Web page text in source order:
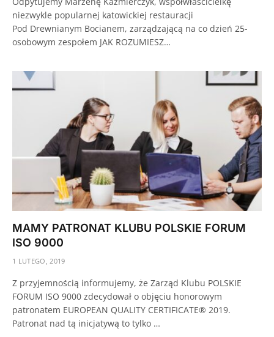
niezwykle popularnej katowickiej restauracji
Pod Drewnianym Bocianem, zarządzającą na co dzień 25-
osobowym zespołem JAK ROZUMIESZ…
MAMY PATRONAT KLUBU POLSKIE FORUM
ISO 9000
1 LUTEGO, 2019
Z przyjemnością informujemy, że Zarząd Klubu POLSKIE
FORUM ISO 9000 zdecydował o objęciu honorowym
patronatem EUROPEAN QUALITY CERTIFICATE® 2019.
Patronat nad tą inicjatywą to tylko …